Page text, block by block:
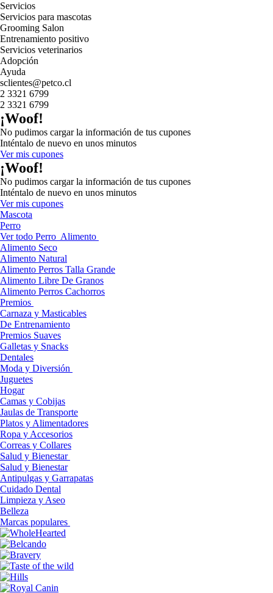
Servicios
Servicios para mascotas
Grooming Salon
Entrenamiento positivo
Servicios veterinarios
Adopción
Ayuda
sclientes@petco.cl
2 3321 6799
2 3321 6799
¡Woof!
No pudimos cargar la información de tus cupones
Inténtalo de nuevo en unos minutos
Ver mis cupones
¡Woof!
No pudimos cargar la información de tus cupones
Inténtalo de nuevo en unos minutos
Ver mis cupones
Mascota
Perro
Ver todo Perro Alimento
Alimento Seco
Alimento Natural
Alimento Perros Talla Grande
Alimento Libre De Granos
Alimento Perros Cachorros
Premios
Carnaza y Masticables
De Entrenamiento
Premios Suaves
Galletas y Snacks
Dentales
Moda y Diversión
Juguetes
Hogar
Camas y Cobijas
Jaulas de Transporte
Platos y Alimentadores
Ropa y Accesorios
Correas y Collares
Salud y Bienestar
Salud y Bienestar
Antipulgas y Garrapatas
Cuidado Dental
Limpieza y Aseo
Belleza
Marcas populares